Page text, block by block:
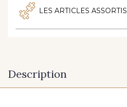
LES ARTICLES ASSORTIS
Description